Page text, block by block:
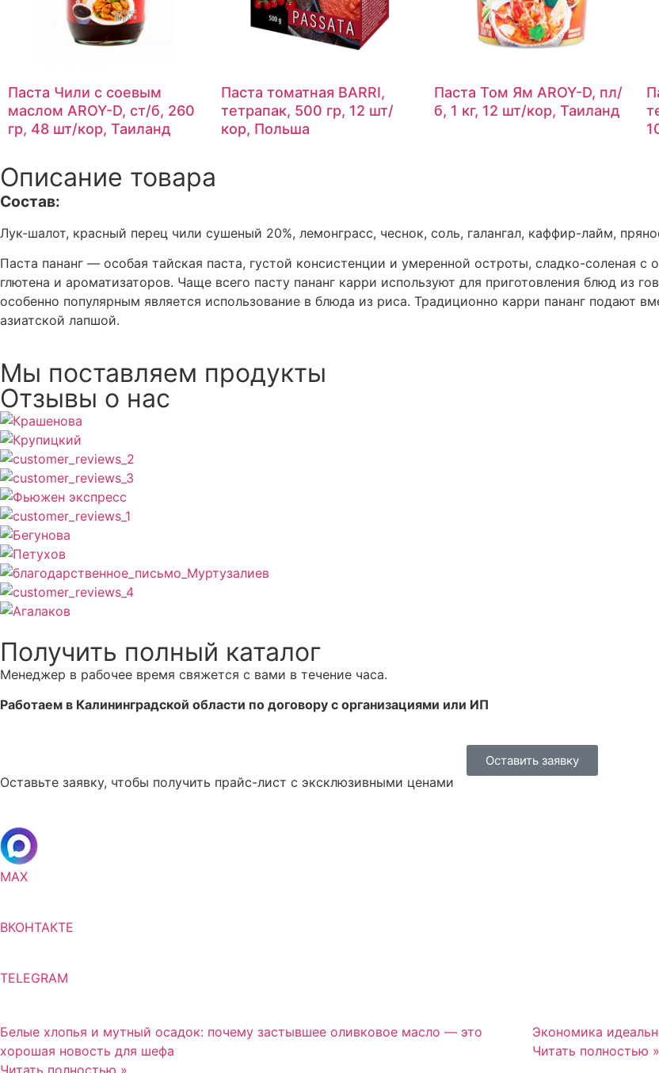
Паста Чили с соевым
маслом AROY-D, ст/б, 260
гр, 48 шт/кор, Таиланд
Паста томатная BARRI,
тетрапак, 500 гр, 12 шт/
кор, Польша
Паста Том Ям AROY-D, пл/
б, 1 кг, 12 шт/кор, Таиланд
Описание товара
Состав:
Лук-шалот, красный перец чили сушеный 20%, лемонграсс, чеснок, соль, галангал, каффир-лайм,
Паста пананг — особая тайская паста, густой консистенции и умеренной остроты, сладко-соленая
глютена и ароматизаторов. Чаще всего пасту пананг карри используют для приготовления блюд из
особенно популярным является использование в блюда из риса. Традиционно карри пананг подают
азиатской лапшой.
Мы поставляем продукты
Отзывы о нас
Получить полный каталог
Менеджер в рабочее время свяжется с вами в течение часа.
Работаем в Калининградской области по договору с организациями или ИП
Оставить заявку
Оставьте заявку, чтобы получить прайс-лист с эксклюзивными ценами
MAX
ВКОНТАКТЕ
TELEGRAM
Белые хлопья и мутный осадок: почему застывшее оливковое масло — это
хорошая новость для шефа
Читать полностью »
Экономика
Читать полностью »